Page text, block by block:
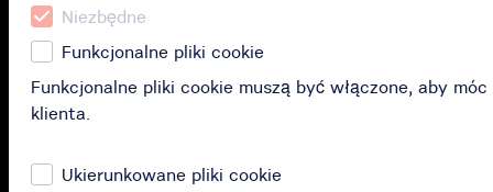
Zrealizuj kartę
podarunkową
Niezbędne
Funkcjonalne pliki cookie
Funkcjonalne pliki cookie muszą być włączone, aby
klienta.
Ukierunkowane pliki cookie